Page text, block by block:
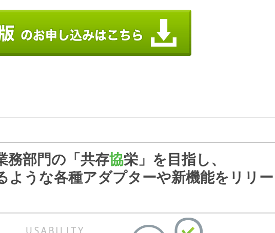
務部門の「共存協栄」を目指し、
ような各種アダプターや新機能をリリー